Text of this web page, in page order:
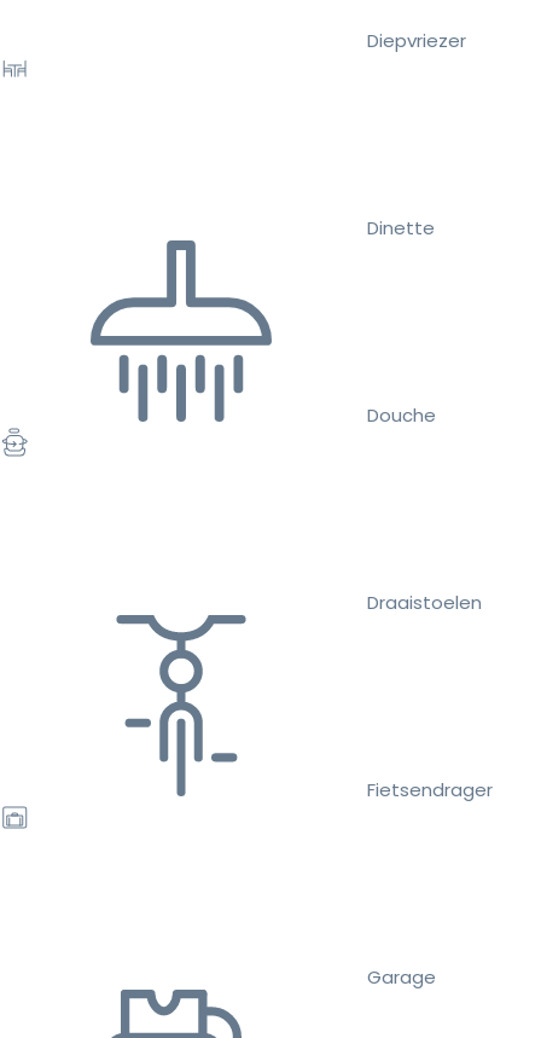
Diepvriezer
Dinette
Douche
Draaistoelen
Fietsendrager
Garage